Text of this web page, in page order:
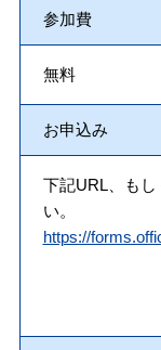
参加費
無料
お申込み
下記URL、も
い。
https://